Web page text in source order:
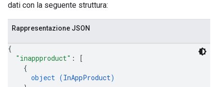
dati con la seguente struttura:
Rappresentazione JSON
{
"inappproduct" :
[
{
object (InAppProduct)